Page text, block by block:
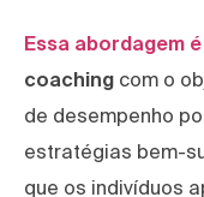
Essa abordagem
coaching com o
de desempenho
estratégias bem-
que os indivíduos